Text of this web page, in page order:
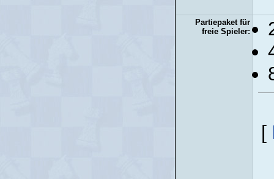
Partiepaket für
freie Spieler:
[